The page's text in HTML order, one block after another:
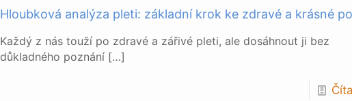
Hloubková analýza pleti: základní krok ke zdravé a krásné
Každý z nás touží po zdravé a zářivé pleti, ale dosáhnout ji bez
důkladného poznání […]